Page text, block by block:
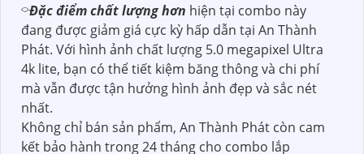
⌔Đặc điểm chất lượng hơn hiện tại combo này
đang được giảm giá cực kỳ hấp dẫn tại An Thành
Phát. Với hình ảnh chất lượng 5.0 megapixel Ultra
4k lite, bạn có thể tiết kiệm băng thông và chi phí
mà vẫn được tận hưởng hình ảnh đẹp và sắc nét
nhất.
Không chỉ bán sản phẩm, An Thành Phát còn cam
kết bảo hành trong 24 tháng cho combo lắp